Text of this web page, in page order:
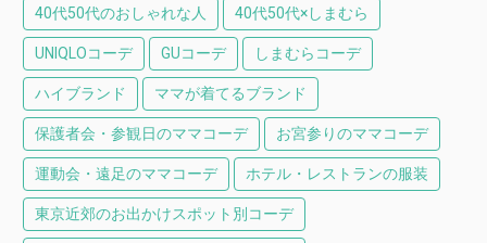
40代50代のおしゃれな人 40代50代×しまむら
UNIQLOコーデ GUコーデ しまむらコーデ
ハイブランド ママが着てるブランド
保護者会・参観日のママコーデ お宮参りのママコーデ
運動会・遠足のママコーデ ホテル・レストランの服装
東京近郊のお出かけスポット別コーデ